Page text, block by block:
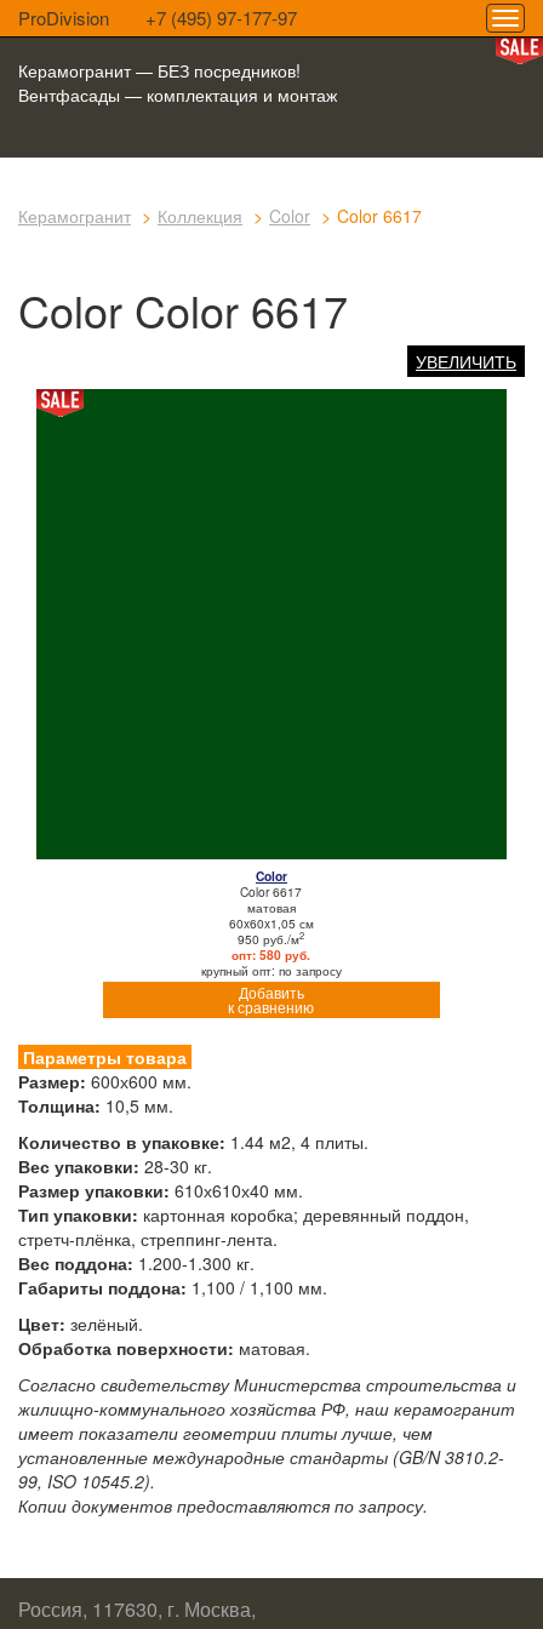
ProDivision +7 (495) 97-177-97
Керамогранит — БЕЗ посредников!
Вентфасады — комплектация и монтаж
Керамогранит Коллекция Color Color 6617
Color Color 6617
УВЕЛИЧИТЬ
Color
Color 6617
матовая
60x60x1,05 см
950 руб./м2
опт: 580 руб.
крупный опт: по запросу
Добавить
к сравнению
Параметры товара
Размер: 600х600 мм.
Толщина: 10,5 мм.
Количество в упаковке: 1.44 м2, 4 плиты.
Вес упаковки: 28-30 кг.
Размер упаковки: 610х610х40 мм.
Тип упаковки: картонная коробка; деревянный поддон,
стретч-плёнка, стреппинг-лента.
Вес поддона: 1.200-1.300 кг.
Габариты поддона: 1,100 / 1,100 мм.
Цвет: зелёный.
Обработка поверхности: матовая.
Согласно свидетельству Министерства строительства и
жилищно-коммунального хозяйства РФ, наш керамогранит
имеет показатели геометрии плиты лучше, чем
установленные международные стандарты (GB/N 3810.2-
99, ISO 10545.2).
Копии документов предоставляются по запросу.
Россия, 117630, г. Москва,